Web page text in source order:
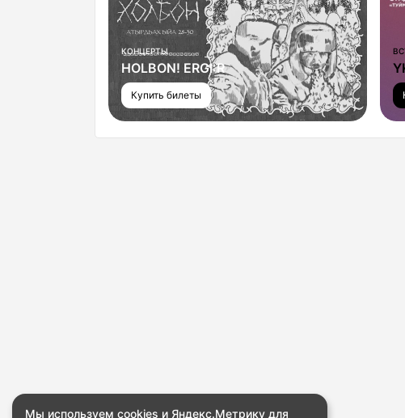
Мы используем cookies и Яндекс.Метрику для
КОНЦЕРТЫ
HOLBON! ERGI:R
Купить билеты